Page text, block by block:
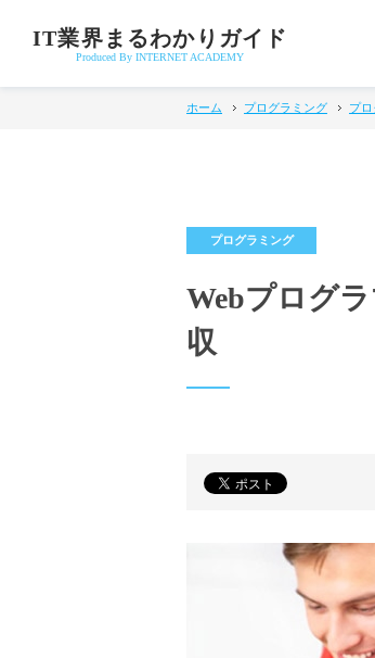
IT業界まるわかりガイド
Produced By INTERNET ACADEMY
ホーム プログラミング プ
Webプログ
収